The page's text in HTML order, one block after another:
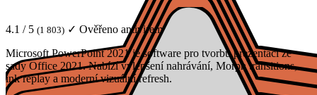
4.1 / 5 (1 803) ✓ Ověřeno antivirem
Microsoft PowerPoint 2021 je software pro tvorbu prezentací ze
sady Office 2021. Nabízí vylepšení nahrávání, Morph transitions,
ink replay a moderní vizuální refresh.